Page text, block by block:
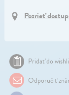
Pozrieť
Pridať do
Odporučiť